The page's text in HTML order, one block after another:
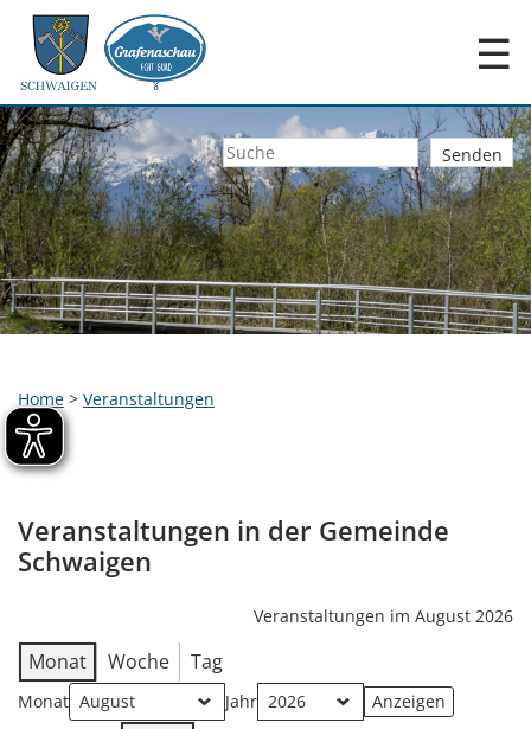
☰
Home > Veranstaltungen
Veranstaltungen in der Gemeinde
Schwaigen
Veranstaltungen im August 2026
Monat Woche Tag
Monat Jahr